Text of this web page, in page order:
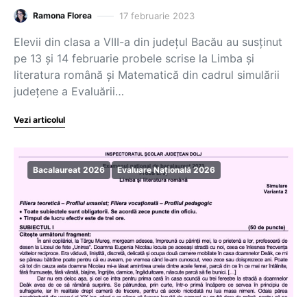
Ramona Florea 17 februarie 2023
Elevii din clasa a VIII-a din județul Bacău au susținut
pe 13 și 14 februarie probele scrise la Limba și
literatura română și Matematică din cadrul simulării
județene a Evaluării…
Vezi articolul
Bacalaureat 2026 Evaluare Națională 2026